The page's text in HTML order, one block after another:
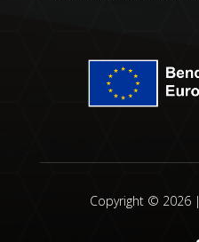
Copyright © 2026 |